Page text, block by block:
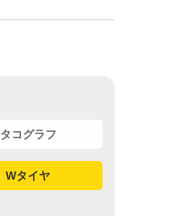
タコグラフ
Wタイヤ